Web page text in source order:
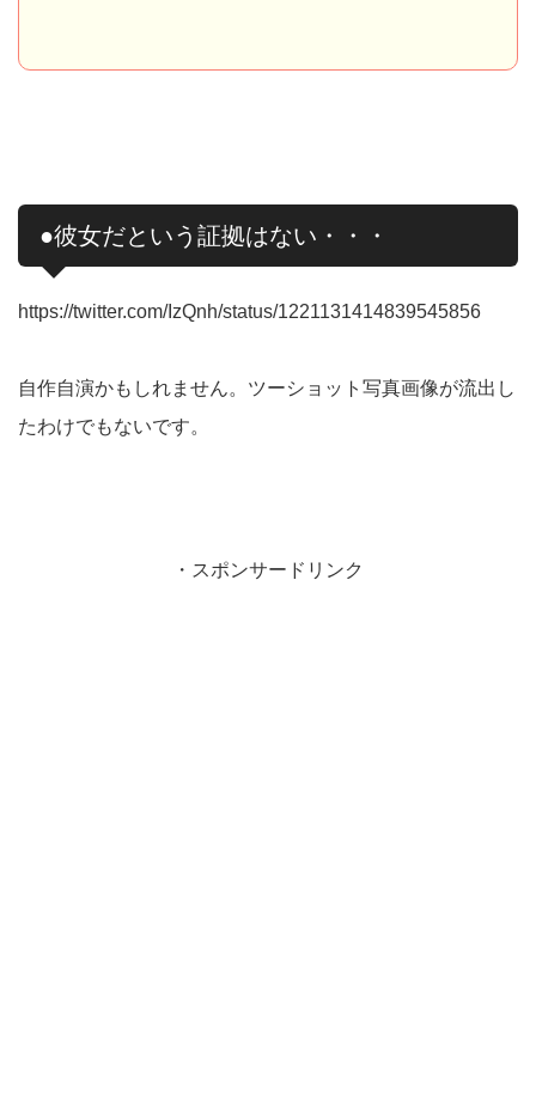
●彼女だという証拠はない・・・
https://twitter.com/IzQnh/status/1221131414839545856
自作自演かもしれません。ツーショット写真画像が流出し
たわけでもないです。
・スポンサードリンク